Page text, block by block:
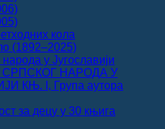
кола
(1892‒2025)
народа у Југославији
СРПСКОГ НАРОДА У
КЊ. I, Група аутора
за децу у 30 књига